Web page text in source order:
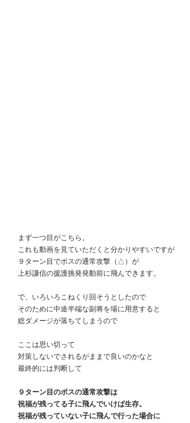
まず一つ目がこちら。
これも動画を見ていただくと分かりやすいですが
９ターン目でボスの通常攻撃（△）が
上杉謙信の援護挑発発動前に飛んできます。
で、いろいろこねくり回そうとしたので
そのために中途半端な副将を場に用意すると
総ダメージが落ちてしまうので
ここは思い切って
対策しないでされるがままで良いのかなと
最終的には判断して
９ターン目のボスの通常攻撃は
祝福が残ってる子に飛んでいけば生存。
祝福が残っていない子に飛んで行った場合に